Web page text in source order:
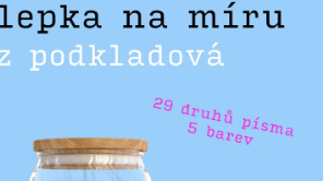
z
5
hvězdiček.